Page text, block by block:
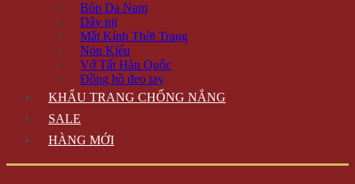
Bóp Da Nam
Dây nịt
Mắt Kính Thời Trang
Nón Kiểu
Vớ Tất Hàn Quốc
Đồng hồ đeo tay
KHẨU TRANG CHỐNG NẮNG
SALE
HÀNG MỚI